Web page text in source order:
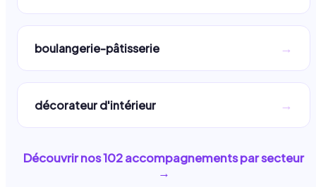
boulangerie-pâtisserie →
décorateur d'intérieur →
Découvrir nos102accompagnements par secteur
→